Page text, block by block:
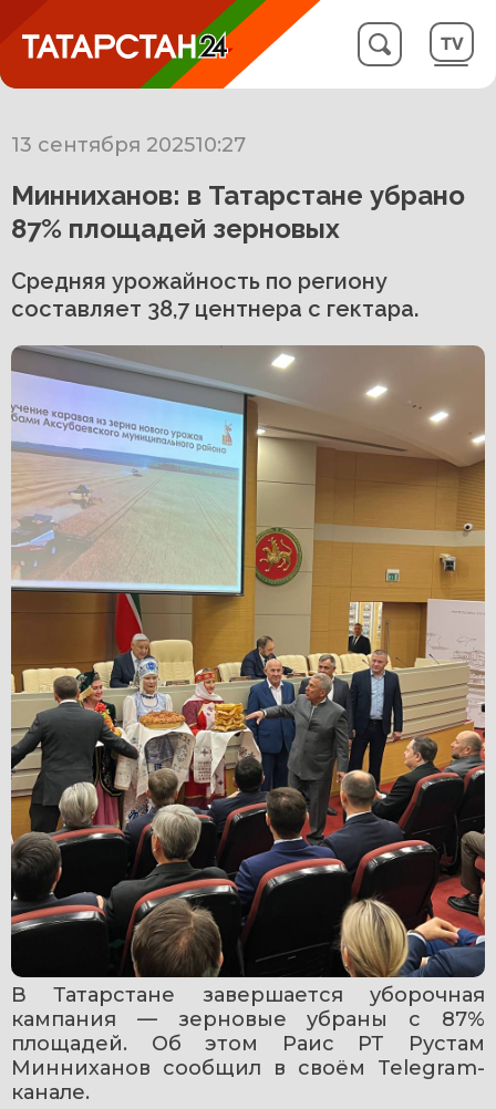
13 сентября 202510:27
Минниханов: в Татарстане убрано
87% площадей зерновых
Средняя урожайность по региону
составляет 38,7 центнера с гектара.
В Татарстане завершается уборочная
кампания — зерновые убраны с 87%
площадей. Об этом Раис РТ Рустам
Минниханов сообщил в своём Telegram-
канале.